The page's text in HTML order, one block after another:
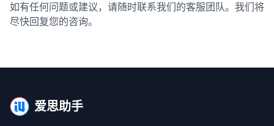
如有任何问题或建议，请随时联系我们的客服团队。我们将
尽快回复您的咨询。
爱思助手